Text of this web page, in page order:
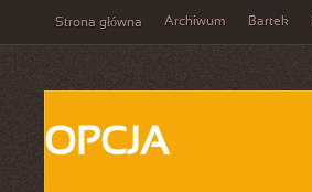
Strona główna Archiwum Bartek
OPCJA